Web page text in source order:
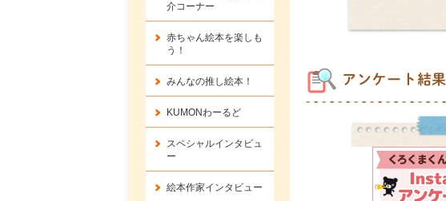
アンケート結果
介コーナー
赤ちゃん絵本を楽しも
う！
みんなの推し絵本！
KUMONわーるど
スペシャルインタビュ
ー
絵本作家インタビュー